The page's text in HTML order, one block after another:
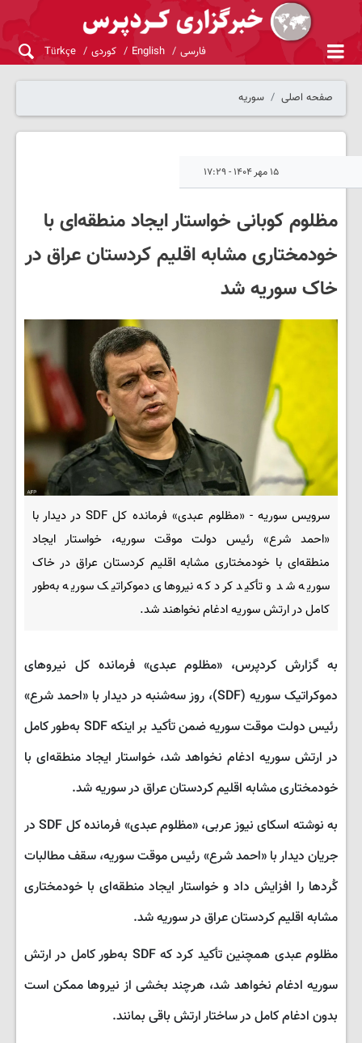
فارسی English کوردی Türkçe
صفحه اصلی سوریه
۱۵ مهر ۱۴۰۴ - ۱۷:۲۹
مظلوم کوبانی خواستار ایجاد منطقه‌ای با
خودمختاری مشابه اقلیم کردستان عراق در
خاک سوریه شد
سرویس سوریه - «مظلوم عبدی» فرمانده کل SDF در دیدار با
«احمد شرع» رئیس دولت موقت سوریه، خواستار ایجاد
منطقه‌ای با خودمختاری مشابه اقلیم کردستان عراق در خاک
سوریه شد و تأکید کرد که نیروهای دموکراتیک سوریه به‌طور
کامل در ارتش سوریه ادغام نخواهند شد.
به گزارش کردپرس، «مظلوم عبدی» فرمانده کل نیروهای
دموکراتیک سوریه (SDF)، روز سه‌شنبه در دیدار با «احمد شرع»
رئیس دولت موقت سوریه ضمن تأکید بر اینکه SDF به‌طور کامل
در ارتش سوریه ادغام نخواهد شد، خواستار ایجاد منطقه‌ای با
خودمختاری مشابه اقلیم کردستان عراق در سوریه شد.
به نوشته اسکای نیوز عربی، «مظلوم عبدی» فرمانده کل SDF در
جریان دیدار با «احمد شرع» رئیس موقت سوریه، سقف مطالبات
کُردها را افزایش داد و خواستار ایجاد منطقه‌ای با خودمختاری
مشابه اقلیم کردستان عراق در سوریه شد.
مظلوم عبدی همچنین تأکید کرد که SDF به‌طور کامل در ارتش
سوریه ادغام نخواهد شد، هرچند بخشی از نیروها ممکن است
بدون ادغام کامل در ساختار ارتش باقی بمانند.